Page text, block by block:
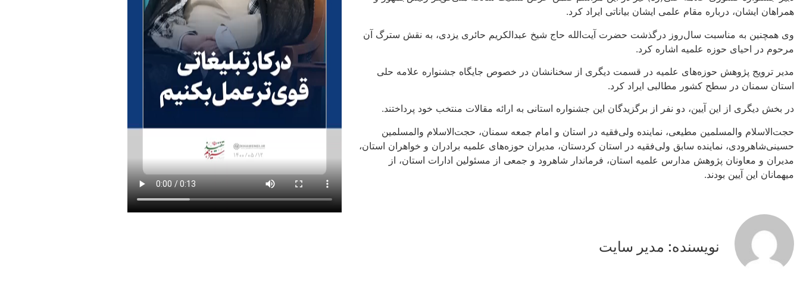
همراهان ایشان، درباره مقام علمی ایشان بیاناتی ایراد کرد.
وی همچنین به مناسبت سال‌روز درگذشت حضرت آیت‌الله حاج شیخ عبدالکریم حائری یزدی، به نقش سترگ آن
مرحوم در احیای حوزه علمیه اشاره کرد.
مدیر ترویج پژوهش حوزه‌های علمیه در قسمت دیگری از سخنانشان در خصوص جایگاه جشنواره علامه حلی
استان سمنان در سطح کشور مطالبی ایراد کرد.
در بخش دیگری از این آیین، دو نفر از برگزیدگان این جشنواره استانی به ارائه مقالات منتخب خود پرداختند.
حجت‌الاسلام والمسلمین مطیعی، نماینده ولی‌فقیه در استان و امام جمعه سمنان، حجت‌الاسلام والمسلمین
حسینی‌شاهرودی، نماینده سابق ولی‌فقیه در استان کردستان، مدیران حوزه‌های علمیه برادران و خواهران استان،
مدیران و معاونان پژوهش مدارس علمیه استان، فرماندار شاهرود و جمعی از مسئولین ادارات استان، از
میهمانان این آیین بودند.
نویسنده: مدیر سایت